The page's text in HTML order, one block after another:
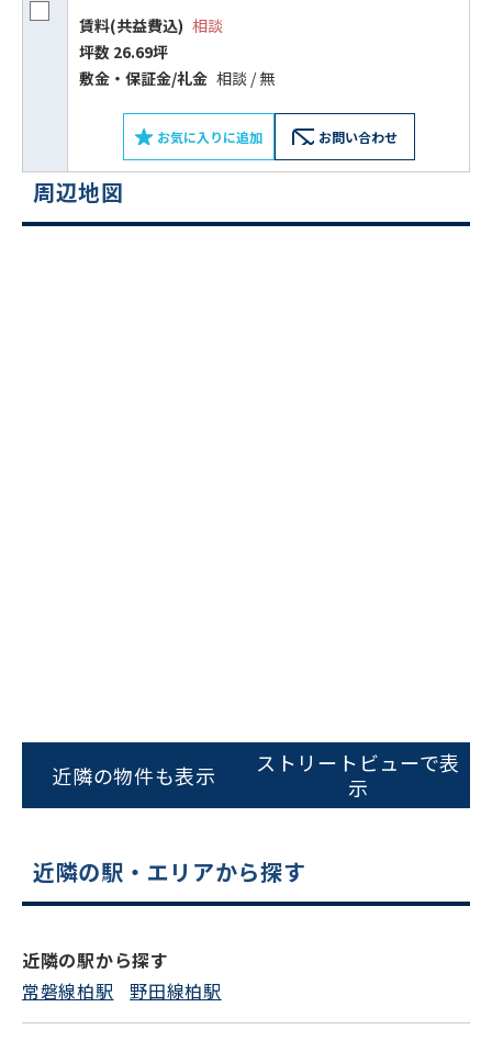
賃料(共益費込) 相談
坪数 26.69坪
敷⾦‧保証⾦/礼⾦ 相談 / 無
お気に入りに追加 お問い合わせ
ビルコード：172272
周辺地図
近隣の物件も表示
ストリートビューで表
示
近隣の駅・エリアから探す
近隣の駅から探す
常磐線柏駅
野田線柏駅